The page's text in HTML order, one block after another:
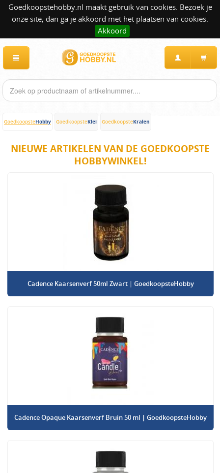
Goedkoopstehobby.nl maakt gebruik van cookies. Bezoek je
onze site, dan ga je akkoord met het plaatsen van cookies.
Akkoord
GoedkoopsteHobby GoedkoopsteKlei GoedkoopsteKralen
NIEUWE ARTIKELEN VAN DE GOEDKOOPSTE
HOBBYWINKEL!
Cadence Kaarsenverf 50ml Zwart | GoedkoopsteHobby
Cadence Opaque Kaarsenverf Bruin 50 ml | GoedkoopsteHobby